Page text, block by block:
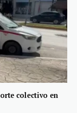
colectivo en